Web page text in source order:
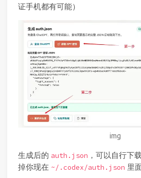
证手机都有可能）
img
生成后的 auth.json ，可以自行下
掉你现在 ~/.codex/auth.json 里